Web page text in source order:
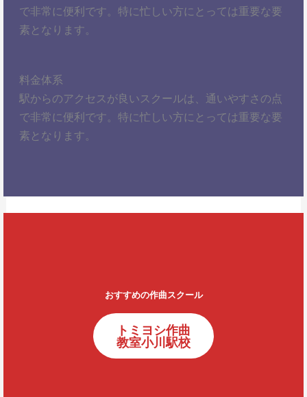
で非常に便利です。特に忙しい方にとっては重要な要
素となります。
料金体系
駅からのアクセスが良いスクールは、通いやすさの点
で非常に便利です。特に忙しい方にとっては重要な要
素となります。
おすすめの作曲スクール
トミヨシ作曲
教室小川駅校